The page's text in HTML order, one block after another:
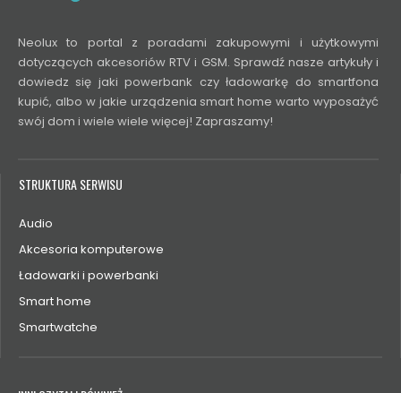
Neolux to portal z poradami zakupowymi i użytkowymi
dotyczących akcesoriów RTV i GSM. Sprawdź nasze artykuły i
dowiedz się jaki powerbank czy ładowarkę do smartfona
kupić, albo w jakie urządzenia smart home warto wyposażyć
swój dom i wiele wiele więcej! Zapraszamy!
STRUKTURA SERWISU
Audio
Akcesoria komputerowe
Ładowarki i powerbanki
Smart home
Smartwatche